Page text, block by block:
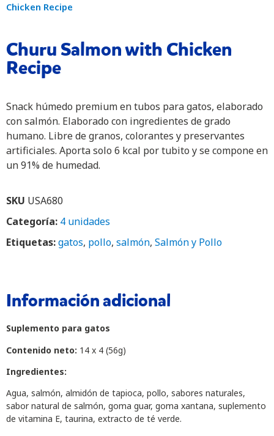
Chicken Recipe
Churu Salmon with Chicken
Recipe
Snack húmedo premium en tubos para gatos, elaborado
con salmón. Elaborado con ingredientes de grado
humano. Libre de granos, colorantes y preservantes
artificiales. Aporta solo 6 kcal por tubito y se compone en
un 91% de humedad.
SKU USA680
Categoría: 4 unidades
Etiquetas:gatos, pollo, salmón, Salmón y Pollo
Información adicional
Suplemento para gatos
Contenido neto: 14 x 4 (56g)
Ingredientes:
Agua, salmón, almidón de tapioca, pollo, sabores naturales,
sabor natural de salmón, goma guar, goma xantana, suplemento
de vitamina E, taurina, extracto de té verde.